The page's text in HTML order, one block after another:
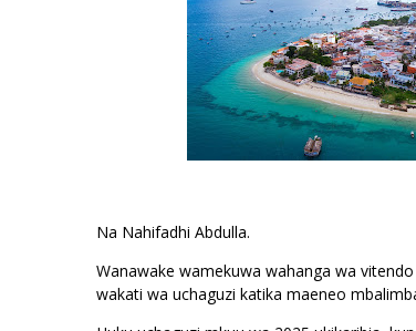
Na Nahifadhi Abdulla.
Wanawake wamekuwa wahanga wa
wakati wa uchaguzi katika maeneo